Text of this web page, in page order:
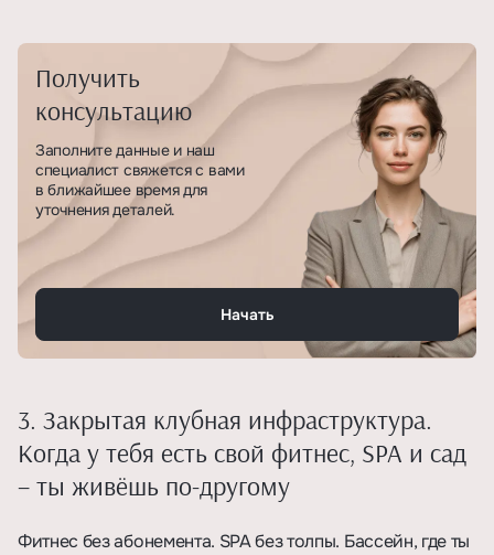
Получить
консультацию
Заполните данные и наш
специалист свяжется с вами
в ближайшее время для
уточнения деталей.
Начать
3. Закрытая клубная инфраструктура.
Когда у тебя есть свой фитнес, SPA и сад
– ты живёшь по-другому
Фитнес без абонемента. SPA без толпы. Бассейн, где ты